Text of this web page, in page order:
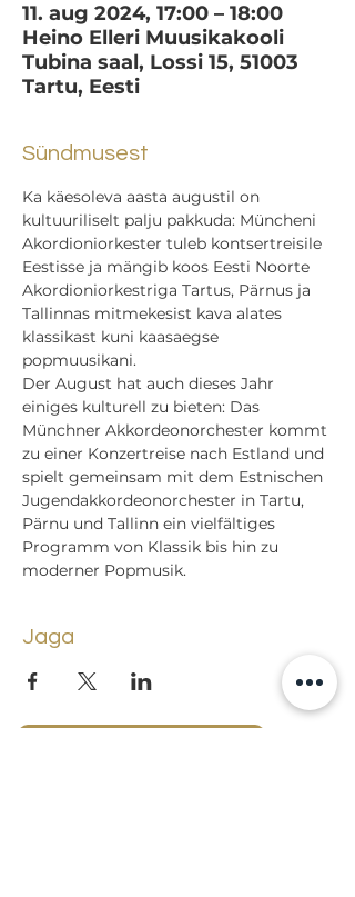
11. aug 2024, 17:00 – 18:00
Heino Elleri Muusikakooli
Tubina saal, Lossi 15, 51003
Tartu, Eesti
Sündmusest
Ka käesoleva aasta augustil on
kultuuriliselt palju pakkuda: Müncheni
Akordioniorkester tuleb kontsertreisile
Eestisse ja mängib koos Eesti Noorte
Akordioniorkestriga Tartus, Pärnus ja
Tallinnas mitmekesist kava alates
klassikast kuni kaasaegse
popmuusikani.
Der August hat auch dieses Jahr
einiges kulturell zu bieten: Das
Münchner Akkordeonorchester kommt
zu einer Konzertreise nach Estland und
spielt gemeinsam mit dem Estnischen
Jugendakkordeonorchester in Tartu,
Pärnu und Tallinn ein vielfältiges
Programm von Klassik bis hin zu
moderner Popmusik.
Jaga
Tagasi sündmuste juurde